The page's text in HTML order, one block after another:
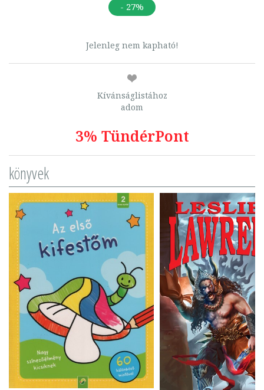
- 27%
Jelenleg nem kapható!
Kívánságlistához
adom
3% TündérPont
könyvek